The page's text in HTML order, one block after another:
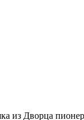
Дворца